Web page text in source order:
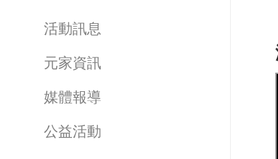
活動訊息
元家資訊
媒體報導
公益活動